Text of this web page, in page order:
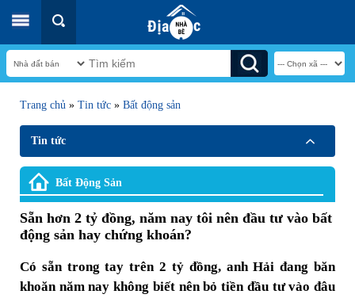
Trang chủ » Tin tức » Bất động sản
Tin tức
Bất Động Sản
Sẵn hơn 2 tỷ đồng, năm nay tôi nên đầu tư vào bất
động sản hay chứng khoán?
Có sẵn trong tay trên 2 tỷ đồng, anh Hải đang băn
khoăn năm nay không biết nên bỏ tiền đầu tư vào đâu